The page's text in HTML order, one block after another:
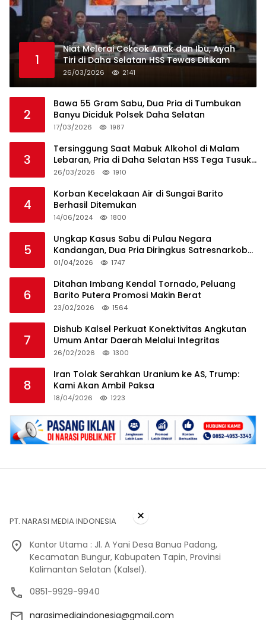
1
Niat Melerai Cekcok Anak dan Ibu, Ayah
Tiri di Daha Selatan HSS Tewas Ditikam
26/03/2026 2141
2
Bawa 55 Gram Sabu, Dua Pria di Tumbukan
Banyu Diciduk Polsek Daha Selatan
17/03/2026 1987
3
Tersinggung Saat Mabuk Alkohol di Malam
Lebaran, Pria di Daha Selatan HSS Tega Tusuk
Teman Sendiri
26/03/2026 1910
4
Korban Kecelakaan Air di Sungai Barito
Berhasil Ditemukan
14/06/2024 1800
5
Ungkap Kasus Sabu di Pulau Negara
Kandangan, Dua Pria Diringkus Satresnarkoba
HSS
01/04/2026 1747
6
Ditahan Imbang Kendal Tornado, Peluang
Barito Putera Promosi Makin Berat
23/02/2026 1564
7
Dishub Kalsel Perkuat Konektivitas Angkutan
Umum Antar Daerah Melalui Integritas
26/02/2026 1300
8
Iran Tolak Serahkan Uranium ke AS, Trump:
Kami Akan Ambil Paksa
18/04/2026 1223
PT. NARASI MEDIA INDONESIA
Kantor Utama : Jl. A Yani Desa Banua Padang,
Kecamatan Bungur, Kabupaten Tapin, Provinsi
Kalimantan Selatan (Kalsel).
0851-9929-9940
narasimediaindonesia@gmail.com
×